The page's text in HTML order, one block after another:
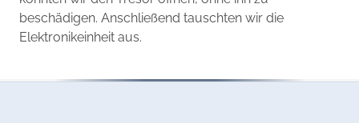
beschädigen. Anschließend tauschten wir die
Elektronikeinheit aus.